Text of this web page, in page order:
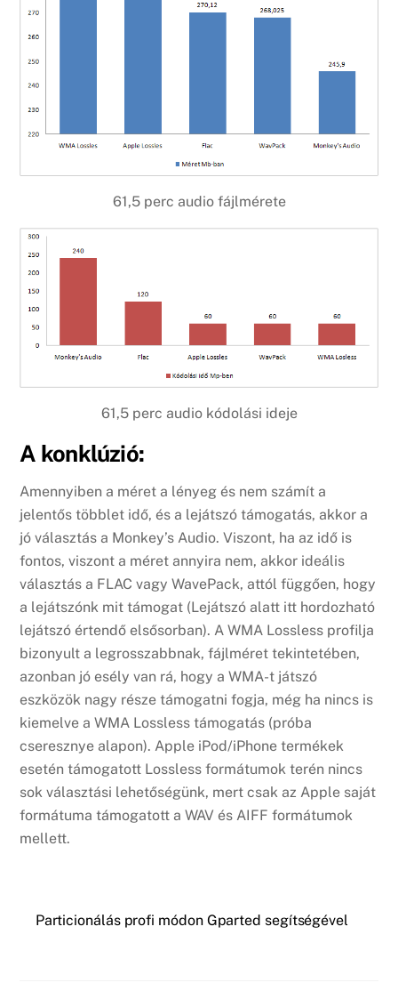
61,5 perc audio fájlmérete
61,5 perc audio kódolási ideje
A konklúzió:
Amennyiben a méret a lényeg és nem számít a
jelentős többlet idő, és a lejátszó támogatás, akkor a
jó választás a Monkey’s Audio. Viszont, ha az idő is
fontos, viszont a méret annyira nem, akkor ideális
választás a FLAC vagy WavePack, attól függően, hogy
a lejátszónk mit támogat (Lejátszó alatt itt hordozható
lejátszó értendő elsősorban). A WMA Lossless profilja
bizonyult a legrosszabbnak, fájlméret tekintetében,
azonban jó esély van rá, hogy a WMA-t játszó
eszközök nagy része támogatni fogja, még ha nincs is
kiemelve a WMA Lossless támogatás (próba
cseresznye alapon). Apple iPod/iPhone termékek
esetén támogatott Lossless formátumok terén nincs
sok választási lehetőségünk, mert csak az Apple saját
formátuma támogatott a WAV és AIFF formátumok
mellett.
Particionálás profi módon Gparted segítségével